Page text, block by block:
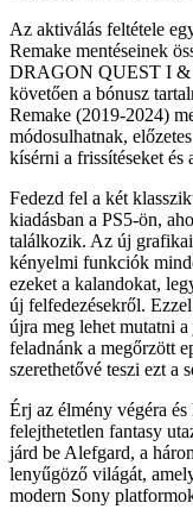
Az aktiválás feltétele
Remake mentéseinek
DRAGON QUEST I &
követően a bónusz
Remake (2019-2024)
módosulhatnak,
kísérni a frissítéseket és
Fedezd fel a két
kiadásban a PS5-ön,
találkozik. Az új grafikai
kényelmi funkciók
ezeket a kalandokat,
új felfedezésekről.
újra meg lehet mutatni
feladnánk a megőrzött
szerethetővé teszi ezt a
Érj az élmény végéra
felejthetetlen fantasy
járd be Alefgard, a
lenyűgöző világát,
modern Sony